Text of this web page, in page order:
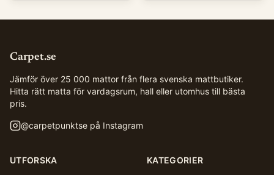
Carpet.se
Jämför över 25 000 mattor från flera svenska mattbutiker.
Hitta rätt matta för vardagsrum, hall eller utomhus till bästa
pris.
@carpetpunktse på Instagram
UTFORSKA KATEGORIER